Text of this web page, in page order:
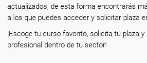
actualizados, de esta forma encontrarás
a los que puedes acceder y solicitar plaza
¡Escoge tu curso favorito, solicita tu plaza
profesional dentro de tu sector!